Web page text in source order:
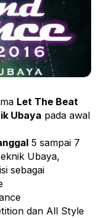
Let The Beat
Ubaya pada awal
5 sampai 7
Ubaya,
sebagai
dan All Style